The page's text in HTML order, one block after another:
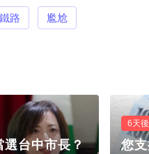
鐵路 尷尬
選台中市長？
6天
您